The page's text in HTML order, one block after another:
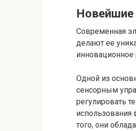
Новейшие
Современная
делают ее
инновационное
Одной из
сенсорным
регулировать
использования
того, они